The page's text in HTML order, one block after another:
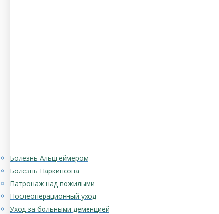
Болезнь Альцгеймером
Болезнь Паркинсона
Патронаж над пожилыми
Послеоперационный уход
Уход за больными деменцией